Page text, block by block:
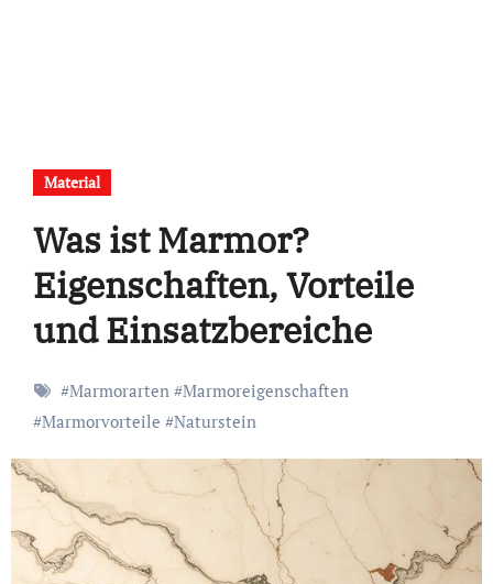
Material
Was ist Marmor?
Eigenschaften, Vorteile
und Einsatzbereiche
#Marmorarten#Marmoreigenschaften
#Marmorvorteile #Naturstein